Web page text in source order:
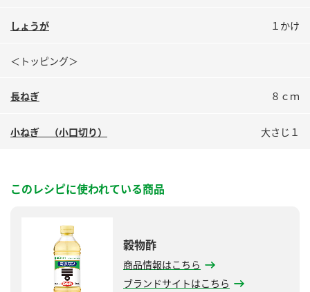
しょうが １かけ
＜トッピング＞
長ねぎ ８ｃｍ
小ねぎ （小口切り） 大さじ１
このレシピに使われている商品
穀物酢
商品情報はこちら
ブランドサイトはこちら